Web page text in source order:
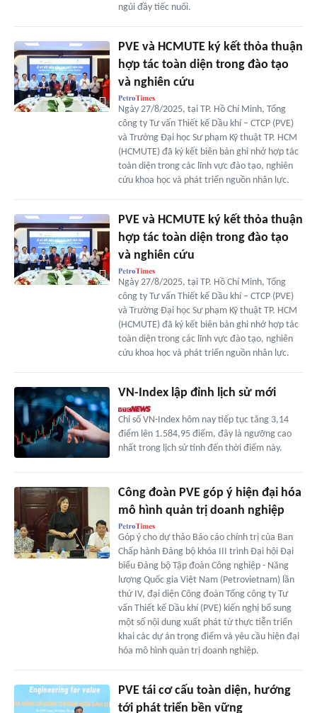
ngủi đầy tiếc nuối.
PVE và HCMUTE ký kết thỏa thuận
hợp tác toàn diện trong đào tạo
và nghiên cứu
Ngày 27/8/2025, tại TP. Hồ Chí Minh, Tổng
công ty Tư vấn Thiết kế Dầu khí – CTCP (PVE)
và Trường Đại học Sư phạm Kỹ thuật TP. HCM
(HCMUTE) đã ký kết biên bản ghi nhớ hợp tác
toàn diện trong các lĩnh vực đào tạo, nghiên
cứu khoa học và phát triển nguồn nhân lực.
PVE và HCMUTE ký kết thỏa thuận
hợp tác toàn diện trong đào tạo
và nghiên cứu
Ngày 27/8/2025, tại TP. Hồ Chí Minh, Tổng
công ty Tư vấn Thiết kế Dầu khí – CTCP (PVE)
và Trường Đại học Sư phạm Kỹ thuật TP. HCM
(HCMUTE) đã ký kết biên bản ghi nhớ hợp tác
toàn diện trong các lĩnh vực đào tạo, nghiên
cứu khoa học và phát triển nguồn nhân lực.
VN-Index lập đỉnh lịch sử mới
Chỉ số VN-Index hôm nay tiếp tục tăng 3,14
điểm lên 1.584,95 điểm, đây là ngưỡng cao
nhất trong lịch sử tính đến thời điểm này.
Công đoàn PVE góp ý hiện đại hóa
mô hình quản trị doanh nghiệp
Góp ý cho dự thảo Báo cáo chính trị của Ban
Chấp hành Đảng bộ khóa III trình Đại hội Đại
biểu Đảng bộ Tập đoàn Công nghiệp - Năng
lượng Quốc gia Việt Nam (Petrovietnam) lần
thứ IV, đại diện Công đoàn Tổng công ty Tư
vấn Thiết kế Dầu khí (PVE) kiến nghị bổ sung
một số nội dung xuất phát từ thực tiễn triển
khai các dự án trọng điểm và yêu cầu hiện đại
hóa mô hình quản trị doanh nghiệp.
PVE tái cơ cấu toàn diện, hướng
tới phát triển bền vững